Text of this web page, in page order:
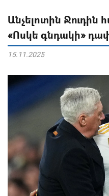
Անչելոտին Ջուդին
«Ոսկե գնդակի»
15.11.2025